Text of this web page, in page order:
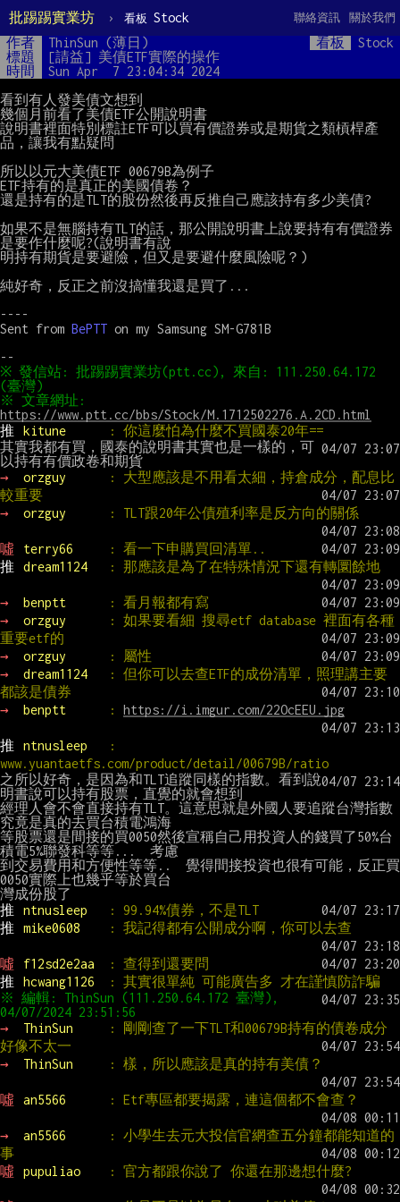
批踢踢實業坊 › 看板 Stock 關於我們
聯絡資訊
作者 ThinSun (薄日) 看板
Stock
標題
[請益] 美債ETF實際的操作
時間
Sun Apr  7 23:04:34 2024
看到有人發美債文想到
幾個月前看了美債ETF公開說明書
說明書裡面特別標註ETF可以買有價證券或是期貨之類槓桿產
品，讓我有點疑問
所以以元大美債ETF 00679B為例子
ETF持有的是真正的美國債卷？
還是持有的是TLT的股份然後再反推自己應該持有多少美債?
如果不是無腦持有TLT的話，那公開說明書上說要持有有價證券
是要作什麼呢?(說明書有說
明持有期貨是要避險，但又是要避什麼風險呢？)
純好奇，反正之前沒搞懂我還是買了...
----
Sent from BePTT on my Samsung SM-G781B
※ 發信站: 批踢踢實業坊(ptt.cc), 來自: 111.250.64.172
https://www.ptt.cc/bbs/Stock/M.1712502276.A.2CD.html
推
kitune
: 你這麼怕為什麼不買國泰20年==
其實我都有買，國泰的說明書其實也是一樣的，可
→
orzguy
: 大型應該是不用看太細，持倉成分，配息比
較重要
→
orzguy : TLT跟20年公債殖利率是反方向的關係
噓 terry66
: 看一下申購買回清單..
推
dream1124 : 那應該是為了在特殊情況下還有轉圜餘地
→ benptt
: 看月報都有寫
→
orzguy
: 如果要看細 搜尋etf database 裡面有各種
重要etf的
→
orzguy
: 屬性
→
dream1124
: 但你可以去查ETF的成份清單，照理講主要
都該是債券
→
benptt : https://i.imgur.com/22OcEEU.jpg
推 ntnusleep
:
www.yuantaetfs.com/product/detail/00679B/ratio
之所以好奇，是因為和TLT追蹤同樣的指數。看到說
明書說可以持有股票，直覺的就會想到
經理人會不會直接持有TLT。這意思就是外國人要追蹤台灣指數
究竟是真的去買台積電鴻海
等股票還是間接的買0050然後宣稱自己用投資人的錢買了50%台
積電5%聯發科等等...  考慮
到交易費用和方便性等等..  覺得間接投資也很有可能，反正買
0050實際上也幾乎等於買台
推
ntnusleep
: 99.94%債券，不是TLT
推
mike0608 : 我記得都有公開成分啊，你可以去查
噓 f12sd2e2aa
: 查得到還要問
推
hcwang1126
: 其實很單純 可能廣告多 才在謹慎防詐騙
※ 編輯: ThinSun (111.250.64.172 臺灣),
→
ThinSun
: 剛剛查了一下TLT和00679B持有的債卷成分
好像不太一
→
ThinSun : 樣，所以應該是真的持有美債？
噓 an5566 : Etf專區都要揭露，連這個都不會查？
→ an5566
: 小學生去元大投信官網查五分鐘都能知道的
事
噓
pupuliao : 官方都跟你說了 你還在那邊想什麼?